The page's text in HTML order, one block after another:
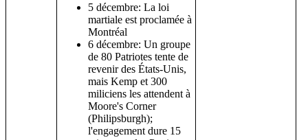
5 décembre: La loi
martiale est proclamée à
Montréal
6 décembre: Un groupe
de 80 Patriotes tente de
revenir des États-Unis,
mais Kemp et 300
miliciens les attendent à
Moore's Corner
(Philipsburgh);
l'engagement dure 15